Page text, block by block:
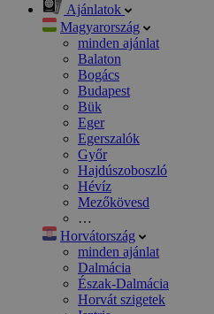
Ajánlatok
Magyarország
minden ajánlat
Balaton
Bogács
Budapest
Bük
Eger
Egerszalók
Győr
Hajdúszoboszló
Hévíz
Mezőkövesd
…
Horvátország
minden ajánlat
Dalmácia
Észak-Dalmácia
Horvát szigetek